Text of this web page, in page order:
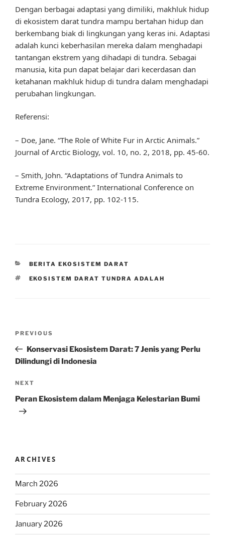
Dengan berbagai adaptasi yang dimiliki, makhluk hidup
di ekosistem darat tundra mampu bertahan hidup dan
berkembang biak di lingkungan yang keras ini. Adaptasi
adalah kunci keberhasilan mereka dalam menghadapi
tantangan ekstrem yang dihadapi di tundra. Sebagai
manusia, kita pun dapat belajar dari kecerdasan dan
ketahanan makhluk hidup di tundra dalam menghadapi
perubahan lingkungan.
Referensi:
– Doe, Jane. “The Role of White Fur in Arctic Animals.”
Journal of Arctic Biology, vol. 10, no. 2, 2018, pp. 45-60.
– Smith, John. “Adaptations of Tundra Animals to
Extreme Environment.” International Conference on
Tundra Ecology, 2017, pp. 102-115.
CATEGORIES
BERITA EKOSISTEM DARAT
TAGS
EKOSISTEM DARAT TUNDRA ADALAH
Previous
Post
PREVIOUS
Konservasi Ekosistem Darat: 7 Jenis yang Perlu
Dilindungi di Indonesia
Next
Post
NEXT
Peran Ekosistem dalam Menjaga Kelestarian Bumi
ARCHIVES
March 2026
February 2026
January 2026